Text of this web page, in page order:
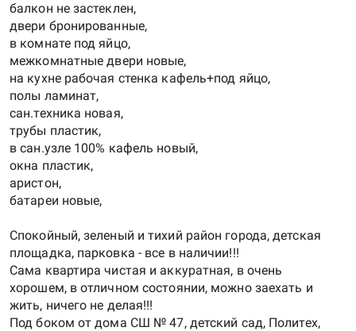
балкон не застеклен,
двери бронированные,
в комнате под яйцо,
межкомнатные двери новые,
на кухне рабочая стенка кафель+под яйцо,
полы ламинат,
сан.техника новая,
трубы пластик,
в сан.узле 100% кафель новый,
окна пластик,
аристон,
батареи новые,
Спокойный, зеленый и тихий район города, детская
площадка, парковка - все в наличии!!!
Сама квартира чистая и аккуратная, в очень
хорошем, в отличном состоянии, можно заехать и
жить, ничего не делая!!!
Под боком от дома СШ № 47, детский сад, Политех,